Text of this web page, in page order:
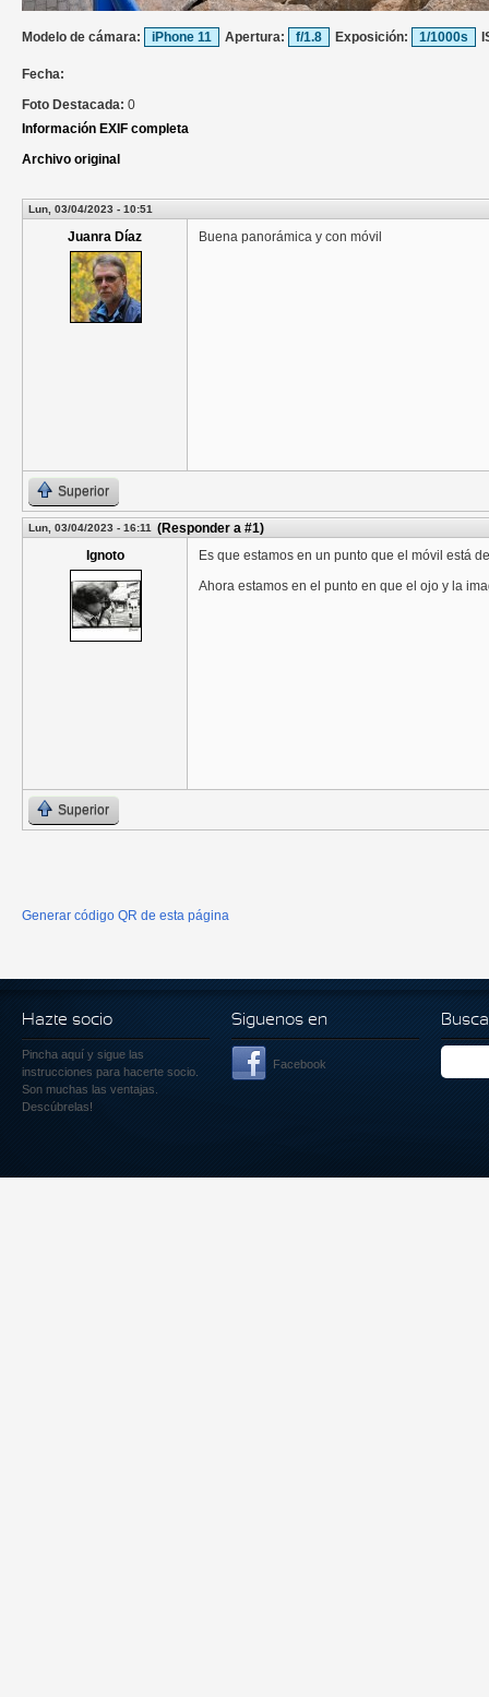
Modelo de cámara: iPhone 11 Apertura: f/1.8 Exposición: 1/1000s
Fecha:
Foto Destacada: 0
Información EXIF completa
Archivo original
Lun, 03/04/2023 - 10:51
Juanra Díaz Buena panorámica y con móvil
Superior
Lun, 03/04/2023 - 16:11 (Responder a #1)
Ignoto
Es que estamos en un punto que el móvil está
Ahora estamos en el punto en que el ojo y la
Superior
Generar código QR de esta página
Hazte socio
Pincha aquí y sigue las
instrucciones para hacerte socio.
Son muchas las ventajas.
Descúbrelas!
Siguenos en
Facebook